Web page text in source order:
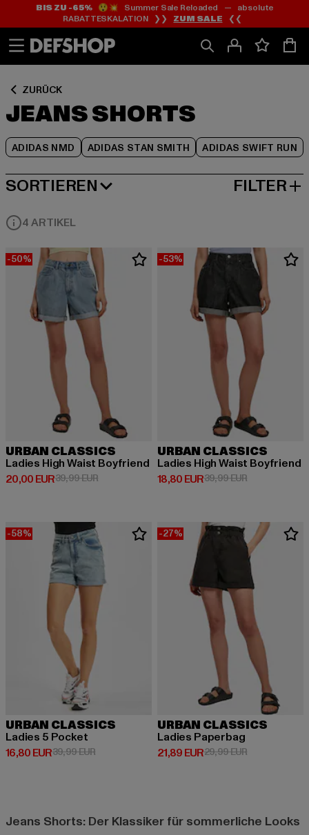
Zum
Inhalt
springen
Zum
Fußzeile
springen
BIS ZU -65%😲💥 Summer Sale Reloaded — absolute
RABATTESKALATION ❯❯ ZUM SALE ❮❮
ZURÜCK
JEANS SHORTS
ADIDAS NMD ADIDAS STAN SMITH ADIDAS SWIFT RUN
Zum
Produktraster
springen
SORTIEREN
BELIEBTESTE FILTER
4 ARTIKEL
-50%
URBAN CLASSICS
Ladies High Waist Boyfriend
20,00 EUR
Derzeitiger Preis: 20,00 EUR
39,99 EURAktionspreis: 39,99 EUR
-53%
URBAN CLASSICS
Ladies High Waist Boyfriend
18,80 EUR
Derzeitiger Preis: 18,80 EUR
39,99 EURAktionspreis:
-58%
URBAN CLASSICS
Ladies 5 Pocket
16,80 EUR
Derzeitiger Preis: 16,80 EUR
39,99 EURAktionspreis: 39,99 EUR
-27%
URBAN CLASSICS
Ladies Paperbag
21,89 EUR
Derzeitiger Preis: 21,89 EUR
29,99 EURAktionspreis:
Jeans Shorts: Der Klassiker für sommerliche Looks